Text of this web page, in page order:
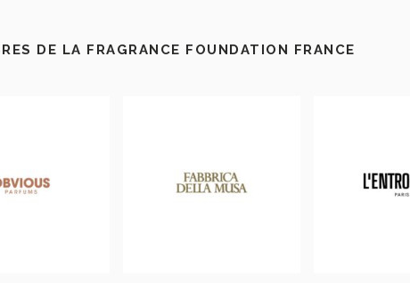
DE LA FRAGRANCE FOUNDATION FRANCE